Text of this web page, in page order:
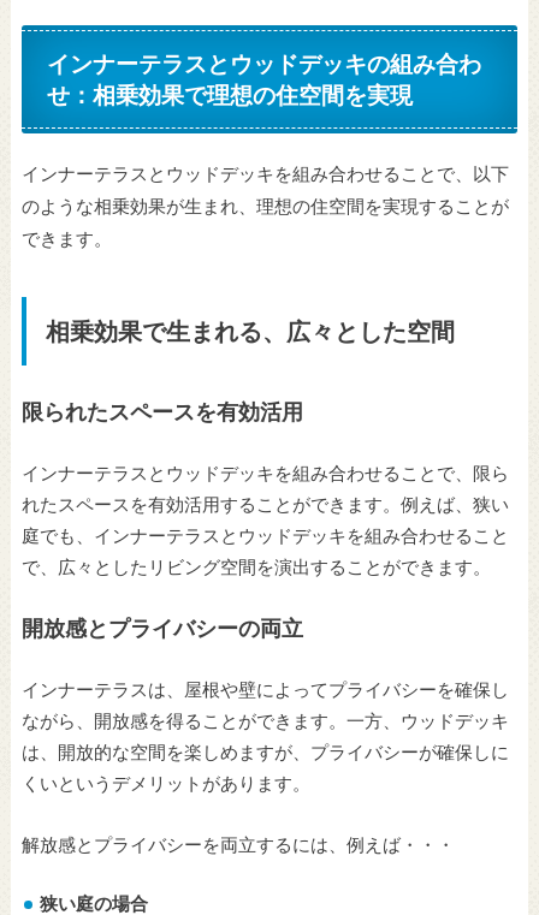
インナーテラスとウッドデッキの組み合わ
せ：相乗効果で理想の住空間を実現
インナーテラスとウッドデッキを組み合わせることで、以下
のような相乗効果が生まれ、理想の住空間を実現することが
できます。
相乗効果で生まれる、広々とした空間
限られたスペースを有効活用
インナーテラスとウッドデッキを組み合わせることで、限ら
れたスペースを有効活用することができます。例えば、狭い
庭でも、インナーテラスとウッドデッキを組み合わせること
で、広々としたリビング空間を演出することができます。
開放感とプライバシーの両立
インナーテラスは、屋根や壁によってプライバシーを確保し
ながら、開放感を得ることができます。一方、ウッドデッキ
は、開放的な空間を楽しめますが、プライバシーが確保しに
くいというデメリットがあります。
解放感とプライバシーを両立するには、例えば・・・
狭い庭の場合